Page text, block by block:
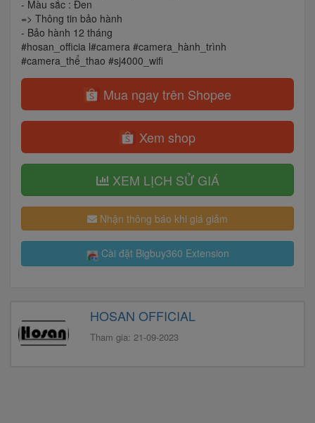
- Màu sắc : Đen
=> Thông tin bảo hành
- Bảo hành 12 tháng
#hosan_officia l#camera #camera_hành_trình
#camera_thể_thao #sj4000_wifi
Mua ngay trên Shopee
Xem shop
XEM LỊCH SỬ GIÁ
Nhận thông báo khi giá giảm
Cài đặt Bigbuy360 Extension
HOSAN OFFICIAL
Tham gia: 21-09-2023